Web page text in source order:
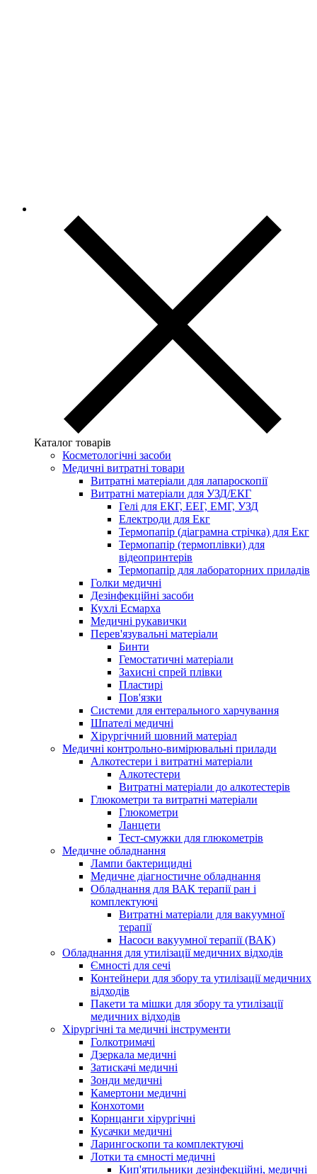
Каталог товарів
Косметологічні засоби
Медичні витратні товари
Витратні матеріали для лапароскопії
Витратні матеріали для УЗД/ЕКГ
Гелі для ЕКГ, ЕЕГ, ЕМГ, УЗД
Електроди для Екг
Термопапір (діаграмна стрічка) для Екг
Термопапір (термоплівки) для
відеопринтерів
Термопапір для лабораторних приладів
Голки медичні
Дезінфекційні засоби
Кухлі Есмарха
Медичні рукавички
Перев'язувальні матеріали
Бинти
Гемостатичні матеріали
Захисні спрей плівки
Пластирі
Пов'язки
Системи для ентерального харчування
Шпателі медичні
Хірургічний шовний матеріал
Медичні контрольно-вимірювальні прилади
Алкотестери і витратні матеріали
Алкотестери
Витратні матеріали до алкотестерів
Глюкометри та витратні матеріали
Глюкометри
Ланцети
Тест-смужки для глюкометрів
Медичне обладнання
Лампи бактерицидні
Медичне діагностичне обладнання
Обладнання для ВАК терапії ран і
комплектуючі
Витратні матеріали для вакуумної
терапії
Насоси вакуумної терапії (ВАК)
Обладнання для утилізації медичних відходів
Ємності для сечі
Контейнери для збору та утилізації медичних
відходів
Пакети та мішки для збору та утилізації
медичних відходів
Хірургічні та медичні інструменти
Голкотримачі
Дзеркала медичні
Затискачі медичні
Зонди медичні
Камертони медичні
Конхотоми
Корнцанги хірургічні
Кусачки медичні
Ларингоскопи та комплектуючі
Лотки та ємності медичні
Кип'ятильники дезінфекційні, медичні